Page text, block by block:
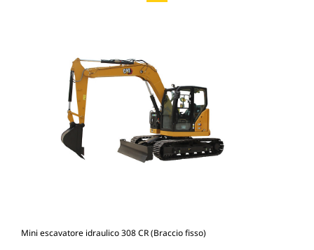
Mini escavatore idraulico 308 CR (Braccio fisso)